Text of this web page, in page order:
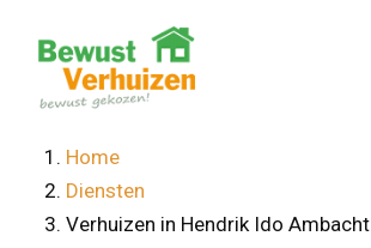
content
Home
Diensten
Verhuizen in Hendrik Ido Ambacht